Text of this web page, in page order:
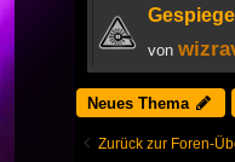
von
Neues Thema
Zurück zur Foren-